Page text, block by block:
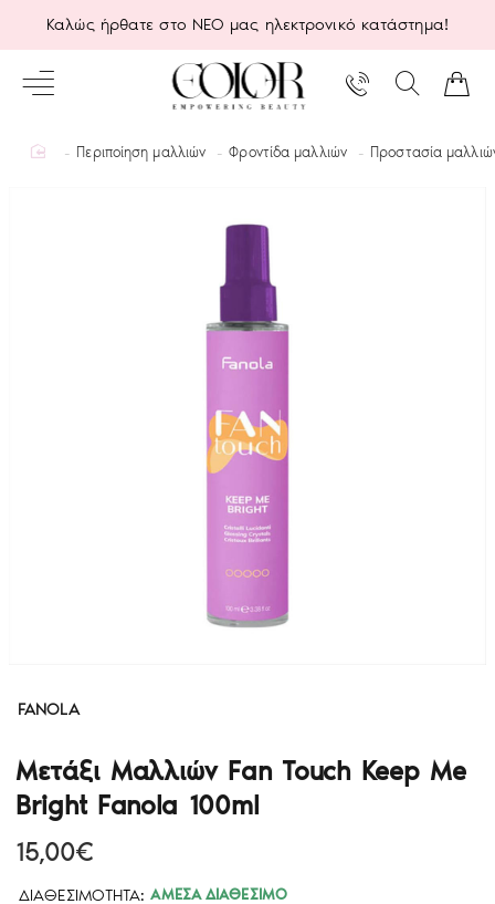
Καλώς ήρθατε στο ΝΕΟ μας ηλεκτρονικό κατάστημα!
homeΠεριποίηση μαλλιών Φροντίδα μαλλιών Προστασία
FANOLA
Μετάξι Μαλλιών Fan Touch Keep Me
Bright Fanola 100ml
ΔΙΑΘΕΣΙΜΌΤΗΤΑ: ΆΜΕΣΑ ΔΙΑΘΈΣΙΜΟ
15,00€